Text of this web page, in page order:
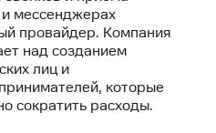
мессенджерах
провайдер. Компания
над созданием
лиц и
которые
сократить расходы.